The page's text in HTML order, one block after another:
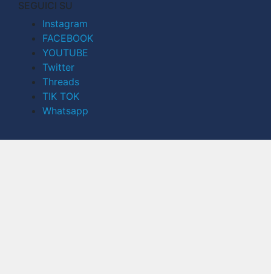
SEGUICI SU
Instagram
FACEBOOK
YOUTUBE
Twitter
Threads
TIK TOK
Whatsapp